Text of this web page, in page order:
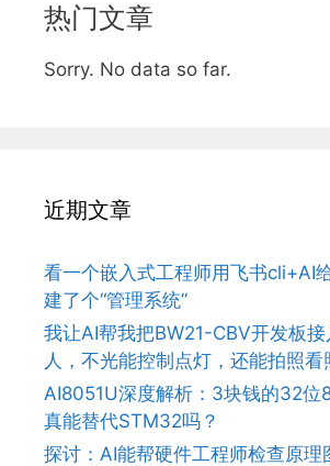
热门文章
Sorry. No data so far.
近期文章
看一个嵌入式工程师用飞书cli+AI
建了个“管理系统”
我让AI帮我把BW21-CBV开发板
人，不光能控制点灯，还能拍照看
AI8051U深度解析：3块钱的32位
真能替代STM32吗？
探讨：AI能帮硬件工程师检查原理